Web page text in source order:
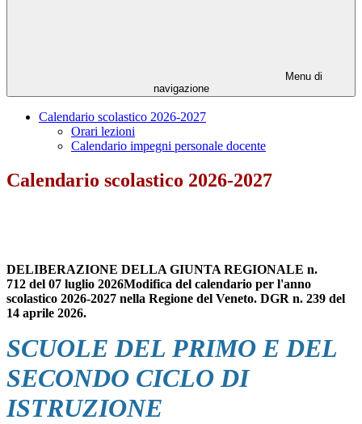
Menu di
navigazione
Calendario scolastico 2026-2027
Orari lezioni
Calendario impegni personale docente
Calendario scolastico 2026-2027
DELIBERAZIONE DELLA GIUNTA REGIONALE n.
712 del 07 luglio 2026Modifica del calendario per l'anno
scolastico 2026-2027 nella Regione del Veneto. DGR n. 239 del
14 aprile 2026.
SCUOLE DEL PRIMO E DEL
SECONDO CICLO DI
ISTRUZIONE